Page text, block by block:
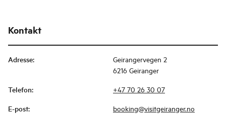
Kontakt
Adresse:
Geirangervegen 2
6216 Geiranger
Telefon: +47 70 26 30 07
E-post: booking@visitgeiranger.no